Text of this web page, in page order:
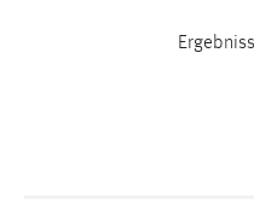
Dieser Cookie